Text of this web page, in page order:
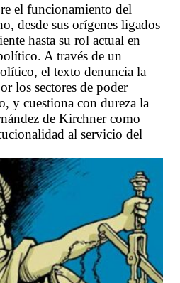
el funcionamiento del
desde sus orígenes ligados
hasta su rol actual en
A través de un
el texto denuncia la
los sectores de poder
y cuestiona con dureza la
de Kirchner como
al servicio del